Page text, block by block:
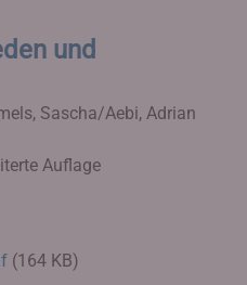
und
Sascha/Aebi, Adrian
Auflage
(164 KB)